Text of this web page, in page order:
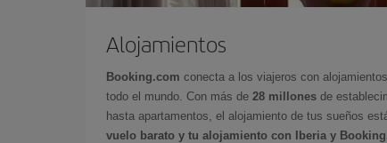
Alojamientos
Booking.com conecta a los viajeros con
todo el mundo. Con más de 28 millones de
hasta apartamentos, el alojamiento de tus sueños
vuelo barato y tu alojamiento con Iberia y